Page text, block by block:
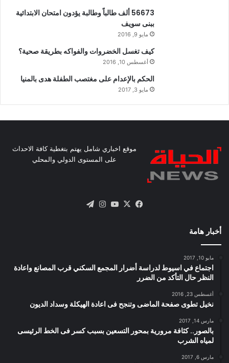
56673 ألف طالباً وطالبة يؤدون امتحان الابتدائية
ببنى سويف
مايو 9, 2016
كيف تغسل الخضروات والفواكه بطريقة صحية؟
أغسطس 10, 2016
الحكم بالإعدام على مغتصب الطفلة هدى بالمنيا
مايو 3, 2017
موقع اخباري شامل يهتم بتغطية كافة الاحداث
على المستوى الدولي والمحلي
فيسبوك
X يوتيوبانستقرام
أخبار هامة
مايو 10, 2017
اجتماع في اسيوط لدراسة أضرار المجمع السكني قرب المصانع واعادة
النظر حال التأكد من الضرر
أغسطس 23, 2016
نخيل تطوى صفحة الماضى وتنجح فى اعادة الهيكلة وسداد الديون
مارس 14, 2017
بالصور.. كثافة مرورية بمحور التسعين بسبب كسر فى الخط الرئيسى
لمياه الشرب
مارس 6, 2017